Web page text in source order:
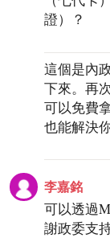
證）？
這個是內
下來。再
可以免費
也能解決
李嘉銘
可以透過
謝政委支持